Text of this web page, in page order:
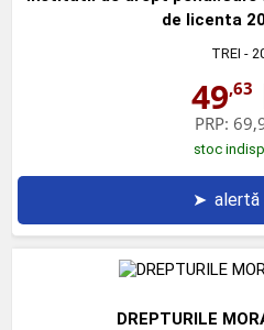
de licenta
TREI -
49,63
PRP:
stoc
➤
DREPTURILE